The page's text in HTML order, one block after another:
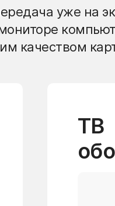
уже на
качеством
ТВ